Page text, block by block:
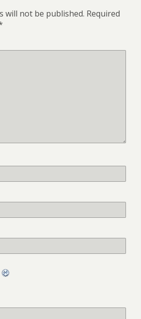
will not be published. Required